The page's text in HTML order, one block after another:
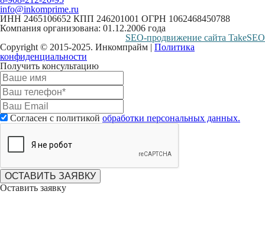
info@inkomprime.ru
ИНН 2465106652 КПП 246201001 ОГРН 1062468450788
Компания организована: 01.12.2006 года
SEO-продвижение сайта TakeSEO
Copyright © 2015-2025. Инкомпрайм | Политика
конфиденциальности
Получить консультацию
Согласен с политикой обработки персональных данных.
ОСТАВИТЬ ЗАЯВКУ
Оставить заявку